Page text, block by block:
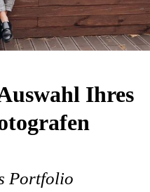
Ihres
Portfolio